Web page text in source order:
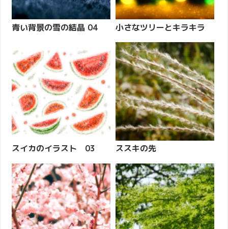
青い背景の雪の結晶 04 小さなツリーとキラキラ
スイカのイラスト 03 ススキの先